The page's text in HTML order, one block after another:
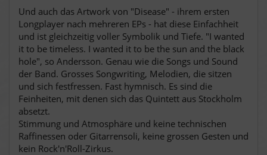
Und auch das Artwork von "Disease" - ihrem ersten
Longplayer nach mehreren EPs - hat diese Einfachheit
und ist gleichzeitig voller Symbolik und Tiefe. "I wanted
it to be timeless. I wanted it to be the sun and the black
hole", so Andersson. Genau wie die Songs und Sound
der Band. Grosses Songwriting, Melodien, die sitzen
und sich festfressen. Fast hymnisch. Es sind die
Feinheiten, mit denen sich das Quintett aus Stockholm
absetzt.
Stimmung und Atmosphäre und keine technischen
Raffinessen oder Gitarrensoli, keine grossen Gesten und
kein Rock'n'Roll-Zirkus.